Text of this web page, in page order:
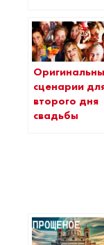
сценарии
второго дня
свадьбы